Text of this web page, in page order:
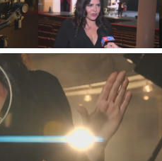
se ve velkém vrací
k písni Afrodiziaka,